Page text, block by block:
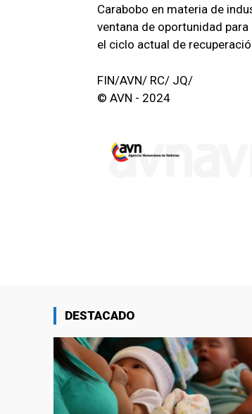
Carabobo en materia de
ventana de oportunidad
el ciclo actual de
FIN/AVN/ RC/ JQ/
© AVN - 2024
DESTACADO